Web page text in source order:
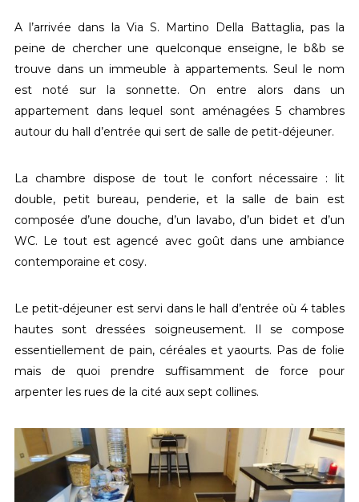
A l’arrivée dans la Via S. Martino Della Battaglia, pas la
peine de chercher une quelconque enseigne, le b&b se
trouve dans un immeuble à appartements. Seul le nom
est noté sur la sonnette. On entre alors dans un
appartement dans lequel sont aménagées 5 chambres
autour du hall d’entrée qui sert de salle de petit-déjeuner.
La chambre dispose de tout le confort nécessaire : lit
double, petit bureau, penderie, et la salle de bain est
composée d’une douche, d’un lavabo, d’un bidet et d’un
WC. Le tout est agencé avec goût dans une ambiance
contemporaine et cosy.
Le petit-déjeuner est servi dans le hall d’entrée où 4 tables
hautes sont dressées soigneusement. Il se compose
essentiellement de pain, céréales et yaourts. Pas de folie
mais de quoi prendre suffisamment de force pour
arpenter les rues de la cité aux sept collines.